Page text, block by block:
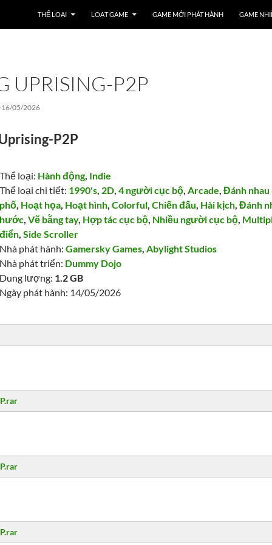
THỂ LOẠI LOẠT GAME GAME MỚI PHÁT HÀNH GAME
UPRISING-P2P
16/05/2026
P2P
Thể loại: Hành động, Indie
Thể loại chi tiết: 1990's, 2D,4 người cục bộ,Arcade,Đánh
phố, Hoạt họa, Hoạt hình,Colorful,Chiến đấu, Hài kịch,Đánh
hước,Vẽ bằng tay, Hợp tác cục bộ, Nhiều người cục bộ,
điển,Side Scroller
Nhà phát hành:Gamersky Games,Abylight Studios
Nhà phát triển: Dummy Dojo
Dung lượng: 1.2 GB
Ngày phát hành: 14/05/2026